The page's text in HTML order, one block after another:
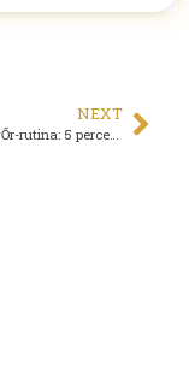
NEXT
Reggeli FényŐr-rutina: 5 perces gyakorlat a nap beindításához